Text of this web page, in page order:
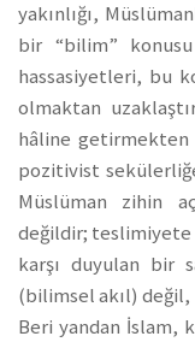
yakınlığı,
bir “bilim”
hassasiyetleri, bu
olmaktan
hâline getirmekten
pozitivist
Müslüman zihin
değildir; teslimiyete
karşı duyulan bir
(bilimsel akıl)
Beri yandan İslam,